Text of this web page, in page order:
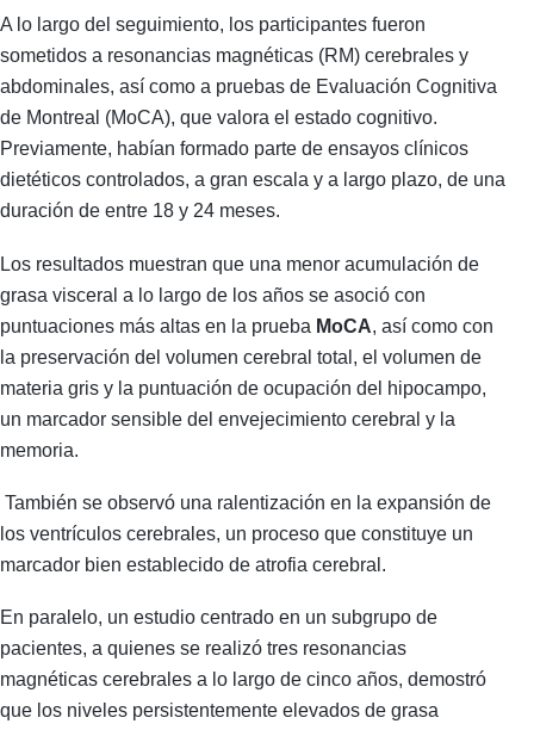
A lo largo del seguimiento, los participantes fueron
sometidos a resonancias magnéticas (RM) cerebrales y
abdominales, así como a pruebas de Evaluación Cognitiva
de Montreal (MoCA), que valora el estado cognitivo.
Previamente, habían formado parte de ensayos clínicos
dietéticos controlados, a gran escala y a largo plazo, de una
duración de entre 18 y 24 meses.
Los resultados muestran que una menor acumulación de
grasa visceral a lo largo de los años se asoció con
puntuaciones más altas en la prueba MoCA, así como con
la preservación del volumen cerebral total, el volumen de
materia gris y la puntuación de ocupación del hipocampo,
un marcador sensible del envejecimiento cerebral y la
memoria.
También se observó una ralentización en la expansión de
los ventrículos cerebrales, un proceso que constituye un
marcador bien establecido de atrofia cerebral.
En paralelo, un estudio centrado en un subgrupo de
pacientes, a quienes se realizó tres resonancias
magnéticas cerebrales a lo largo de cinco años, demostró
que los niveles persistentemente elevados de grasa